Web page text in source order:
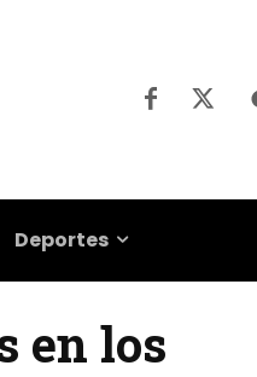
Deportes
en los